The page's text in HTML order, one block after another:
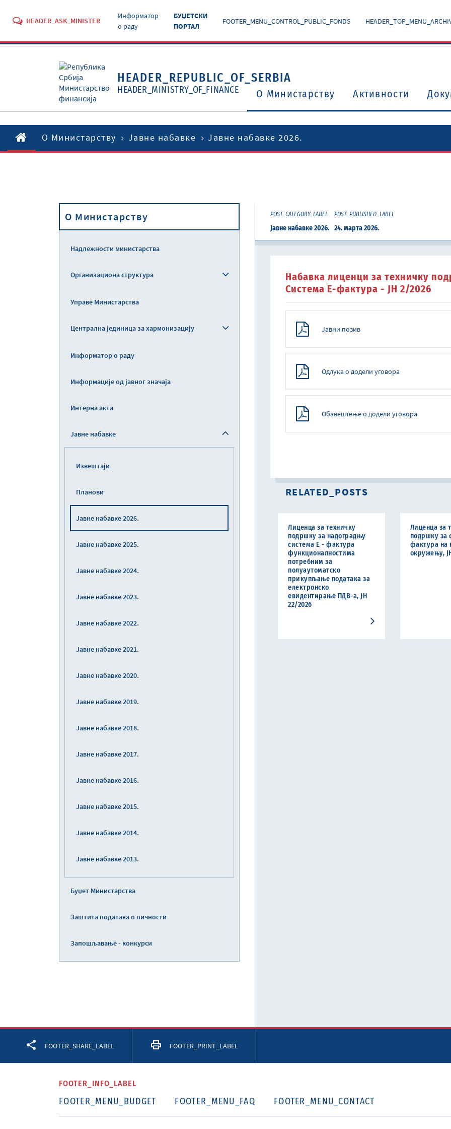
HEADER_ASK_MINISTER
Информатор
о раду
БУЏЕТСКИ
ПОРТАЛ
FOOTER_MENU_CONTROL_PUBLIC_FONDS
HEADER_REPUBLIC_OF_SERBIA
HEADER_MINISTRY_OF_FINANCE O Министарству Активности
O Министарству Јавне набавке Јавне набавке 2026.
O Министарству
Надлежности министарства
Организациона структура
Управе Министарства
Централна јединица за хармонизацију
Информатор о раду
Информације од јавног значаја
Интерна акта
Јавне набавке
Извештаји
Планови
Јавне набавке 2026.
Јавне набавке 2025.
Јавне набавке 2024.
Јавне набавке 2023.
Јавне набавке 2022.
Јавне набавке 2021.
Јавне набавке 2020.
Јавне набавке 2019.
Јавне набавке 2018.
Јавне набавке 2017.
Јавне набавке 2016.
Јавне набавке 2015.
Јавне набавке 2014.
Јавне набавке 2013.
Буџет Министарства
Заштита података о личности
Запошљавање - конкурси
POST_CATEGORY_LABEL
Јавне набавке 2026.
POST_PUBLISHED_LABEL
24. марта 2026.
Набавка лиценци за техничку
Система Е-фактура - ЈН 2/2026
Јавни позив
Одлука о додели уговора
Обавештење о додели уговора
RELATED_POSTS
Лиценца за техничку
подршку за надоградњу
система Е - фактура
функционалностима
потребним за
полуаутоматско
прикупљање података за
електронско
евидентирање ПДВ-а, ЈН
22/2026
Лиценца за
подршку за
фактура на
окружењу,
FOOTER_SHARE_LABEL
Facebook Twitter LinkedIn
FOOTER_PRINT_LABEL
FOOTER_INFO_LABEL
FOOTER_MENU_BUDGET FOOTER_MENU_FAQ FOOTER_MENU_CONTACT